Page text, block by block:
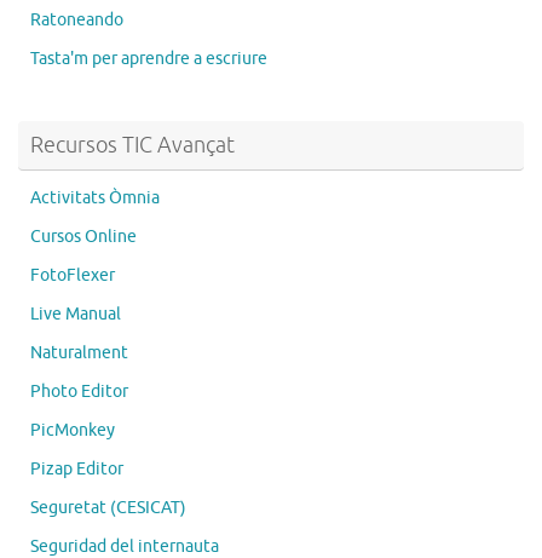
Ratoneando
Tasta'm per aprendre a escriure
Recursos TIC Avançat
Activitats Òmnia
Cursos Online
FotoFlexer
Live Manual
Naturalment
Photo Editor
PicMonkey
Pizap Editor
Seguretat (CESICAT)
Seguridad del internauta